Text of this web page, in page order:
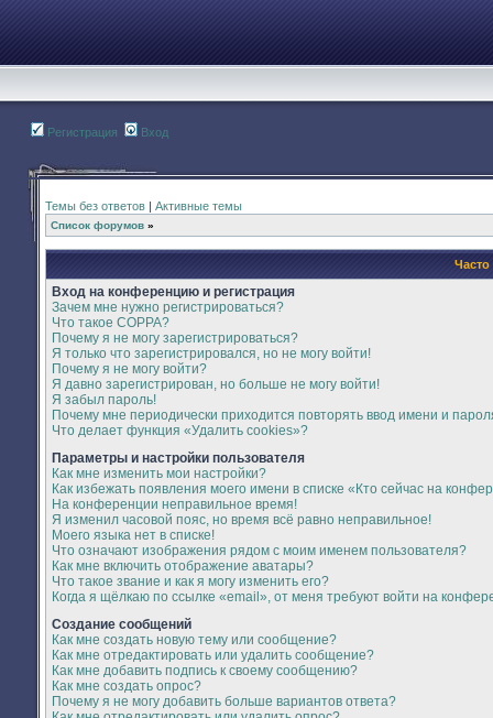
Регистрация Вход
Темы без ответов | Активные темы
Список форумов »
Вход на конференцию и регистрация
Зачем мне нужно регистрироваться?
Что такое COPPA?
Почему я не могу зарегистрироваться?
Я только что зарегистрировался, но не могу войти!
Почему я не могу войти?
Я давно зарегистрирован, но больше не могу войти!
Я забыл пароль!
Почему мне периодически приходится повторять ввод имени и
Что делает функция «Удалить cookies»?
Параметры и настройки пользователя
Как мне изменить мои настройки?
Как избежать появления моего имени в списке «Кто сейчас на
На конференции неправильное время!
Я изменил часовой пояс, но время всё равно неправильное!
Моего языка нет в списке!
Что означают изображения рядом с моим именем пользователя?
Как мне включить отображение аватары?
Что такое звание и как я могу изменить его?
Когда я щёлкаю по ссылке «email», от меня требуют войти на
Создание сообщений
Как мне создать новую тему или сообщение?
Как мне отредактировать или удалить сообщение?
Как мне добавить подпись к своему сообщению?
Как мне создать опрос?
Почему я не могу добавить больше вариантов ответа?